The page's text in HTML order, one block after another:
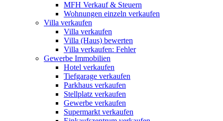
MFH Verkauf & Steuern
Wohnungen einzeln verkaufen
Villa verkaufen
Villa verkaufen
Villa (Haus) bewerten
Villa verkaufen: Fehler
Gewerbe Immobilien
Hotel verkaufen
Tiefgarage verkaufen
Parkhaus verkaufen
Stellplatz verkaufen
Gewerbe verkaufen
Supermarkt verkaufen